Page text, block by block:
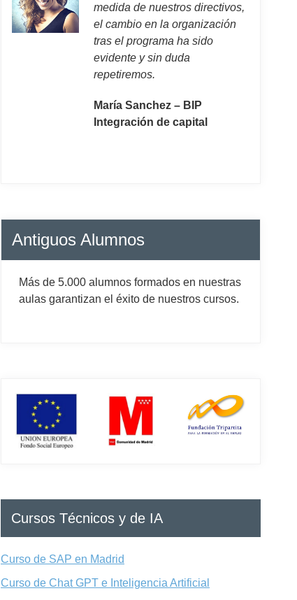
medida de nuestros directivos,
el cambio en la organización
tras el programa ha sido
evidente y sin duda
repetiremos.
María Sanchez – BIP
Integración de capital
Antiguos Alumnos
Más de 5.000 alumnos formados en nuestras
aulas garantizan el éxito de nuestros cursos.
Cursos Técnicos y de IA
Curso de SAP en Madrid
Curso de Chat GPT e Inteligencia Artificial